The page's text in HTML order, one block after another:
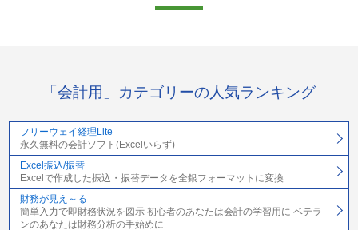
「会計用」カテゴリーの人気ランキング
フリーウェイ経理Lite
永久無料の会計ソフト(Excelいらず)
Excel振込/振替
Excelで作成した振込・振替データを全銀フォーマットに変換
財務が見え～る
簡単入力で即財務状況を図示 初心者のあなたは会計の学習用に ベテラ
ンのあなたは財務分析の手始めに